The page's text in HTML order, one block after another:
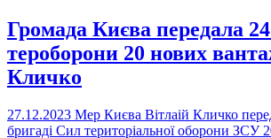
Громада Києва передала
тероборони 20 нових
Кличко
27.12.2023 Мер Києва Вітлаій Кличко
бригаді Сил територіальної оборони ЗСУ